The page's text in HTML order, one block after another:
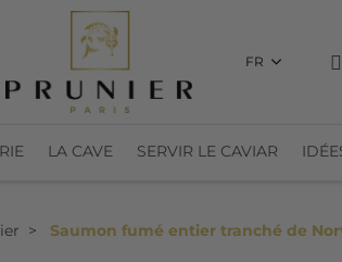
FR
LA CAVE SERVIR LE CAVIAR
Saumon fumé entier tranché de